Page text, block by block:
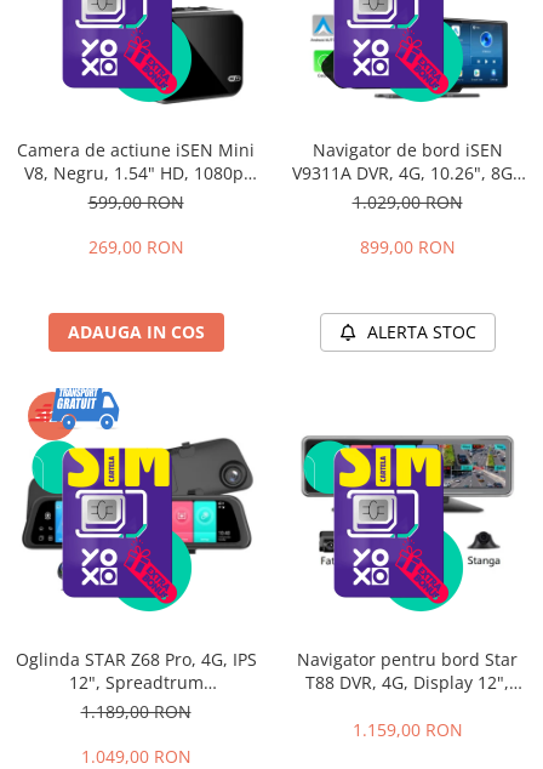
Camera de actiune iSEN Mini
V8, Negru, 1.54" HD, 1080p,
30fps, 145° Wide Angle, Wi-Fi,
IP67, 600mAh
599,00 RON
269,00 RON
ADAUGA IN COS
Navigator de bord iSEN
V9311A DVR, 4G, 10.26", 8GB
RAM, 32GB ROM, Octa-core,
Apple CarPlay și Android
1.029,00 RON
899,00 RON
ALERTA STOC
-12%
Oglinda STAR Z68 Pro, 4G, IPS
12", Spreadtrum
SL8541E QuadCore, 4GB RAM,
ADAS, WiFi, Bluetooth
1.189,00 RON
1.049,00 RON
Navigator pentru bord Star
T88 DVR, 4G, Display 12",
ROM, Flota, GPS, ADAS, Night
1.159,00 RON